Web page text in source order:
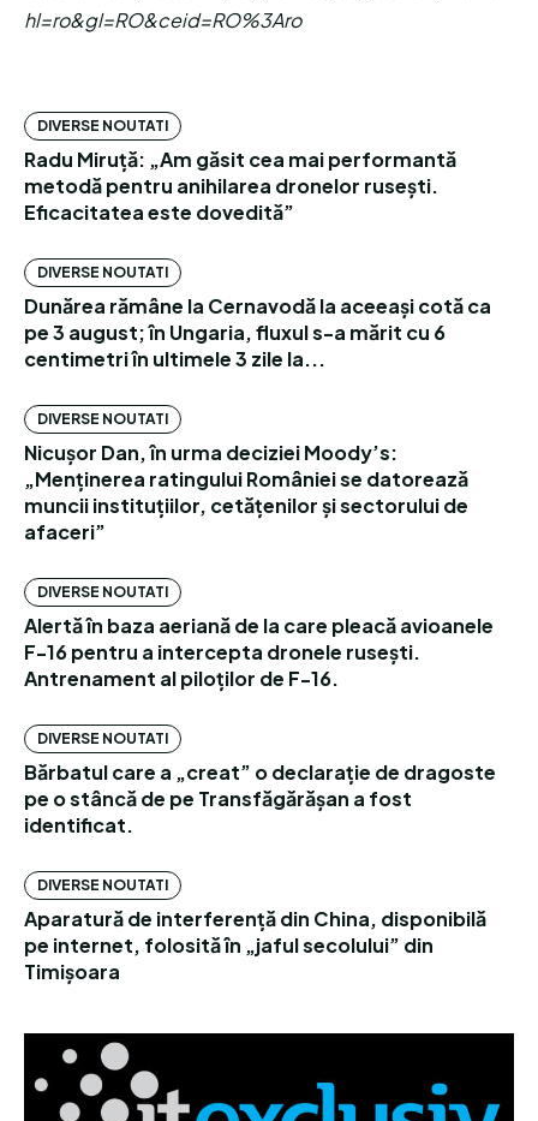
hl=ro&gl=RO&ceid=RO%3Aro
DIVERSE NOUTATI
Radu Miruță: „Am găsit cea mai performantă
metodă pentru anihilarea dronelor rusești.
Eficacitatea este dovedită”
DIVERSE NOUTATI
Dunărea rămâne la Cernavodă la aceeași cotă ca
pe 3 august; în Ungaria, fluxul s-a mărit cu 6
centimetri în ultimele 3 zile la...
DIVERSE NOUTATI
Nicușor Dan, în urma deciziei Moody’s:
„Menținerea ratingului României se datorează
muncii instituțiilor, cetățenilor și sectorului de
afaceri”
DIVERSE NOUTATI
Alertă în baza aeriană de la care pleacă avioanele
F-16 pentru a intercepta dronele rusești.
Antrenament al piloților de F-16.
DIVERSE NOUTATI
Bărbatul care a „creat” o declarație de dragoste
pe o stâncă de pe Transfăgărășan a fost
identificat.
DIVERSE NOUTATI
Aparatură de interferență din China, disponibilă
pe internet, folosită în „jaful secolului” din
Timișoara